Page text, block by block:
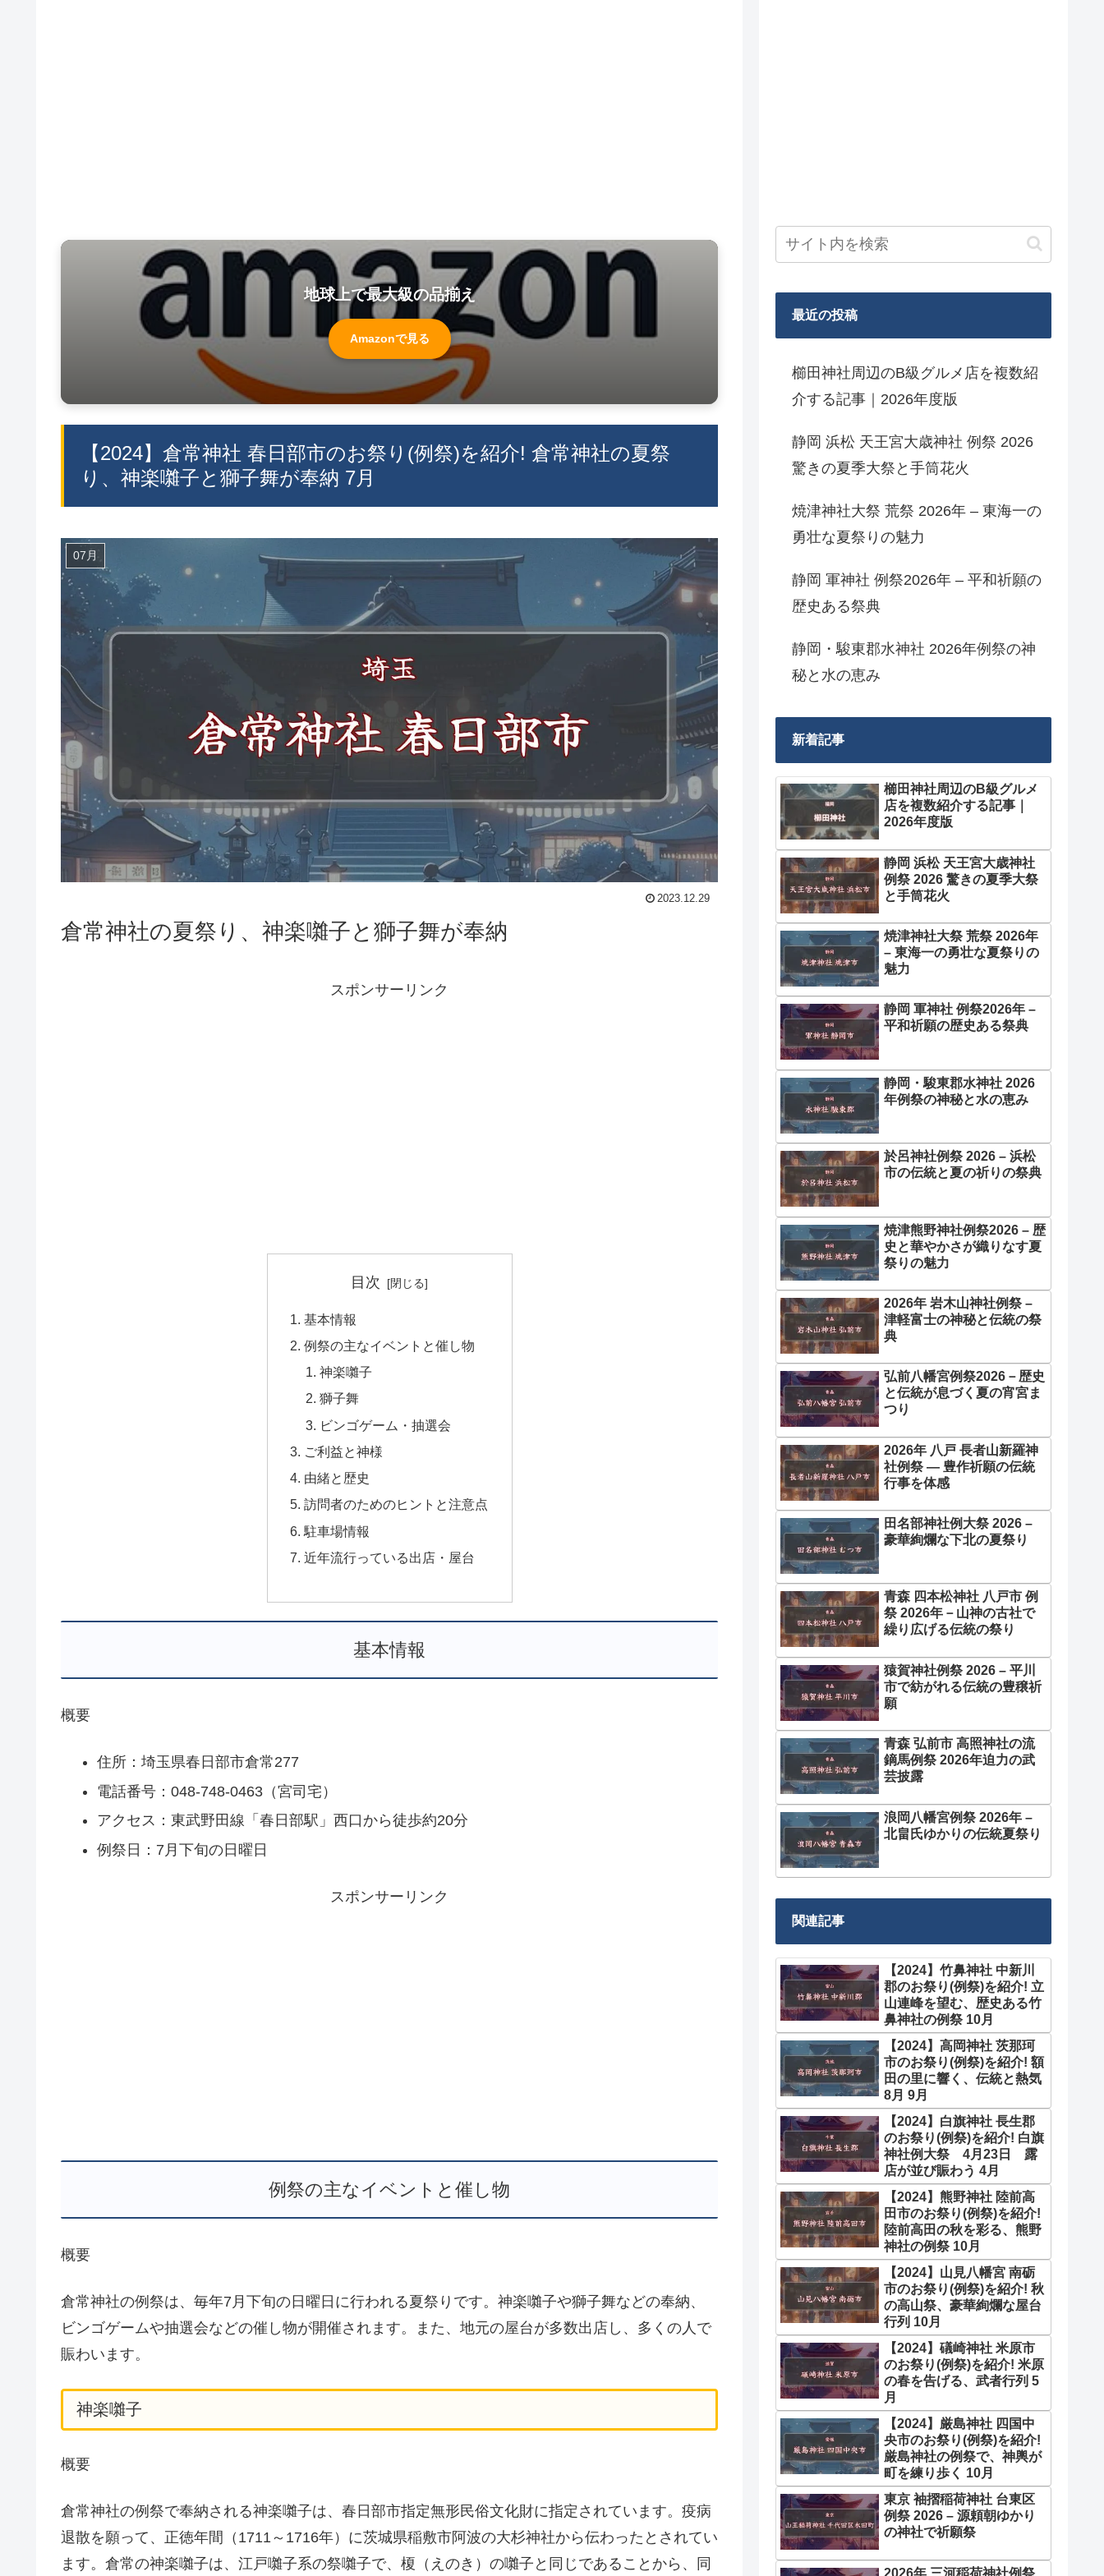
地球上で最大級の品揃え
Amazonで見る
【2024】倉常神社 春日部市のお祭り(例祭)を紹介! 倉常神社の夏祭
り、神楽囃子と獅子舞が奉納 7月
07月
2023.12.29
倉常神社の夏祭り、神楽囃子と獅子舞が奉納
スポンサーリンク
目次
基本情報
例祭の主なイベントと催し物
神楽囃子
獅子舞
ビンゴゲーム・抽選会
ご利益と神様
由緒と歴史
訪問者のためのヒントと注意点
駐車場情報
近年流行っている出店・屋台
基本情報
概要
住所：埼玉県春日部市倉常277
電話番号：048-748-0463（宮司宅）
アクセス：東武野田線「春日部駅」西口から徒歩約20分
例祭日：7月下旬の日曜日
スポンサーリンク
例祭の主なイベントと催し物
概要
倉常神社の例祭は、毎年7月下旬の日曜日に行われる夏祭りです。神楽囃子や獅子舞などの奉納、
ビンゴゲームや抽選会などの催し物が開催されます。また、地元の屋台が多数出店し、多くの人で
賑わいます。
神楽囃子
概要
倉常神社の例祭で奉納される神楽囃子は、春日部市指定無形民俗文化財に指定されています。疫病
退散を願って、正徳年間（1711～1716年）に茨城県稲敷市阿波の大杉神社から伝わったとされてい
ます。倉常の神楽囃子は、江戸囃子系の祭囃子で、榎（えのき）の囃子と同じであることから、同
最近の投稿
櫛田神社周辺のB級グルメ店を複数紹
介する記事｜2026年度版
静岡 浜松 天王宮大歳神社 例祭 2026
驚きの夏季大祭と手筒花火
焼津神社大祭 荒祭 2026年 – 東海一の
勇壮な夏祭りの魅力
静岡 軍神社 例祭2026年 – 平和祈願の
歴史ある祭典
静岡・駿東郡水神社 2026年例祭の神
秘と水の恵み
新着記事
櫛田神社周辺のB級グルメ
店を複数紹介する記事｜
2026年度版
静岡 浜松 天王宮大歳神社
例祭 2026 驚きの夏季大祭
と手筒花火
焼津神社大祭 荒祭 2026年
– 東海一の勇壮な夏祭りの
魅力
静岡 軍神社 例祭2026年 –
平和祈願の歴史ある祭典
静岡・駿東郡水神社 2026
年例祭の神秘と水の恵み
於呂神社例祭 2026 – 浜松
市の伝統と夏の祈りの祭典
焼津熊野神社例祭2026 – 歴
史と華やかさが織りなす夏
祭りの魅力
2026年 岩木山神社例祭 –
津軽富士の神秘と伝統の祭
典
弘前八幡宮例祭2026－歴史
と伝統が息づく夏の宵宮ま
つり
2026年 八戸 長者山新羅神
社例祭 ― 豊作祈願の伝統
行事を体感
田名部神社例大祭 2026 –
豪華絢爛な下北の夏祭り
青森 四本松神社 八戸市 例
祭 2026年－山神の古社で
繰り広げる伝統の祭り
猿賀神社例祭 2026 – 平川
市で紡がれる伝統の豊穣祈
願
青森 弘前市 高照神社の流
鏑馬例祭 2026年迫力の武
芸披露
浪岡八幡宮例祭 2026年 –
北畠氏ゆかりの伝統夏祭り
関連記事
【2024】竹鼻神社 中新川
郡のお祭り(例祭)を紹介! 立
山連峰を望む、歴史ある竹
鼻神社の例祭 10月
【2024】高岡神社 茨那珂
市のお祭り(例祭)を紹介! 額
田の里に響く、伝統と熱気
8月 9月
【2024】白旗神社 長生郡
のお祭り(例祭)を紹介! 白旗
神社例大祭 4月23日 露
店が並び賑わう 4月
【2024】熊野神社 陸前高
田市のお祭り(例祭)を紹介!
陸前高田の秋を彩る、熊野
神社の例祭 10月
【2024】山見八幡宮 南砺
市のお祭り(例祭)を紹介! 秋
の高山祭、豪華絢爛な屋台
行列 10月
【2024】礒崎神社 米原市
のお祭り(例祭)を紹介! 米原
の春を告げる、武者行列 5
月
【2024】厳島神社 四国中
央市のお祭り(例祭)を紹介!
厳島神社の例祭で、神輿が
町を練り歩く 10月
東京 袖摺稲荷神社 台東区
例祭 2026 – 源頼朝ゆかり
の神社で祈願祭
2026年 三河稲荷神社例祭